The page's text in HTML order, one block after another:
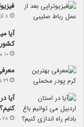
۸ آذر ۱۴۰۲
آیا
۱۰ مهر ۱۴۰۲
۲۹ شهریور ۱۴۰۲
آیا
کنیم؟
۲۸ شهریور ۱۴۰۲